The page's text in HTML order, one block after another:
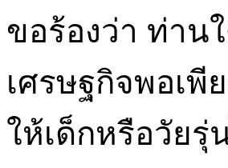
ขอร้องว่า ท่าน
เศรษฐกิจพอเพี
ให้เด็กหรือวัย